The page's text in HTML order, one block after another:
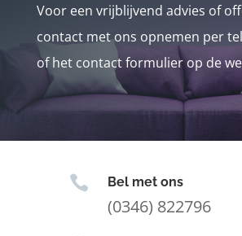
Voor een vrijblijvend advies of
contact met ons opnemen per
of het contact formulier op de
 Bel met ons
(0346) 822796